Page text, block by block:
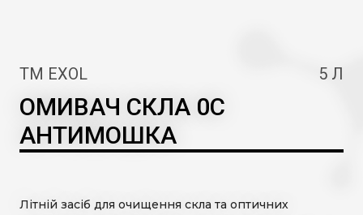
Блог
Контакти
Засоби для дезінфекції рук, шкіри та некритичних поверхонь
ТМ EXOL 5 Л
ОМИВАЧ СКЛА 0С
АНТИМОШКА
Літній засіб для очищення скла та оптичних